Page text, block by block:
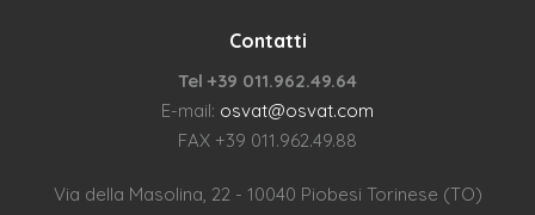
Contatti
Tel +39 011.962.49.64
E-mail: osvat@osvat.com
FAX +39 011.962.49.88
Via della Masolina, 22 - 10040 Piobesi Torinese (TO)